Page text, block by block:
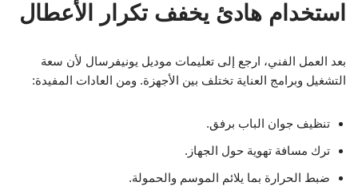
استخدام هادئ يخفف تكرار الأعطال
بعد العمل الفني، ارجع إلى تعليمات موديل يونيفرسال لأن سعة
التشغيل وبرامج العناية تختلف بين الأجهزة. ومن العادات المفيدة:
تنظيف جوان الباب برفق.
ترك مسافة تهوية حول الجهاز.
ضبط الحرارة بما يلائم الموسم والحمولة.